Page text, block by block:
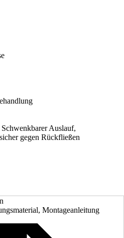
Auslauf,
gegen Rückfließen
Montageanleitung